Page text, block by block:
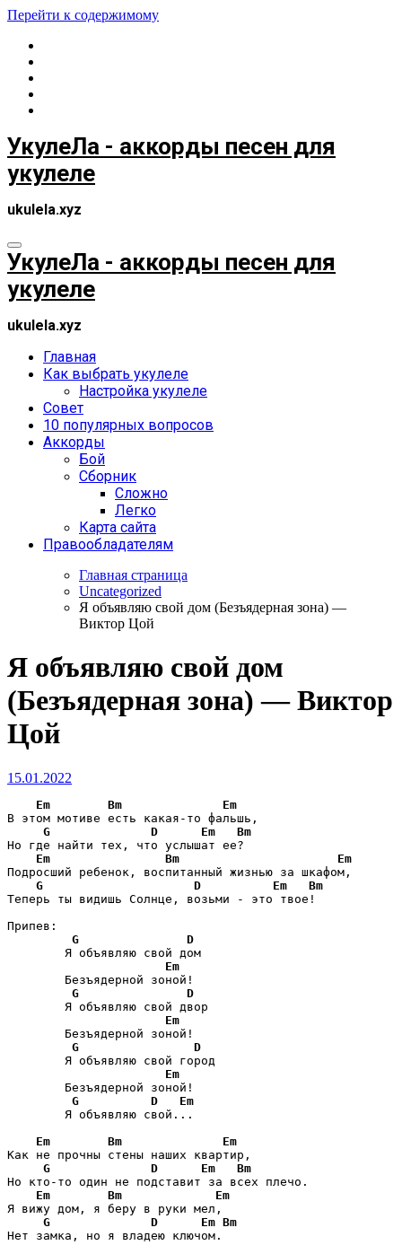
Перейти к содержимому
УкулеЛа - аккорды песен для
укулеле
ukulela.xyz
УкулеЛа - аккорды песен для
укулеле
ukulela.xyz
Главная
Как выбрать укулеле
Настройка укулеле
Совет
10 популярных вопросов
Аккорды
Бой
Сборник
Сложно
Легко
Карта сайта
Правообладателям
Главная страница
Uncategorized
Я объявляю свой дом (Безъядерная зона) —
Виктор Цой
Я объявляю свой дом
(Безъядерная зона) — Виктор
Цой
15.01.2022
Em Bm
Em
В этом мотиве есть какая-то фальшь,
G
D Em
Bm
Но где найти тех, что услышат ее?
Em
Bm
Em
Подросший ребенок, воспитанный жизнью за шкафом,
G
D Em
Bm
Теперь ты видишь Солнце, возьми - это твое!
Припев:
G
D
        Я объявляю свой дом
Em
        Безъядерной зоной!
G
D
        Я объявляю свой двор
Em
        Безъядерной зоной!
G
D
        Я объявляю свой город
Em
        Безъядерной зоной!
G
D
Em
        Я объявляю свой...
Em
Bm
Em
Как не прочны стены наших квартир,
G
D Em
Bm
Но кто-то один не подставит за всех плечо.
Em
Bm
Em
Я вижу дом, я беру в руки мел,
G
D Em Bm
Нет замка, но я владею ключом.